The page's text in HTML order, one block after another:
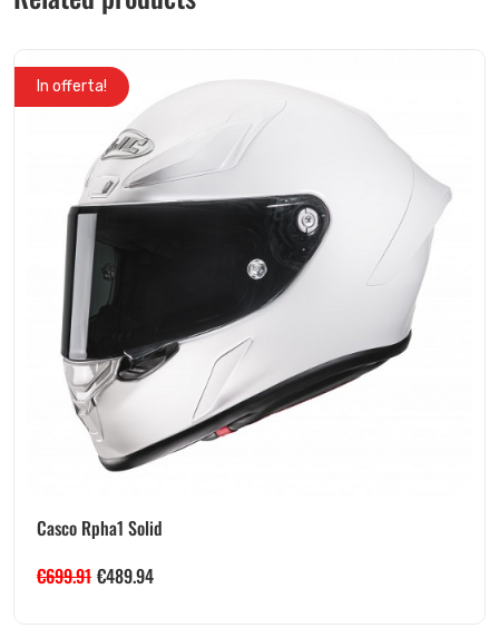
In offerta!
Casco Rpha1 Solid
€699.91 €489.94